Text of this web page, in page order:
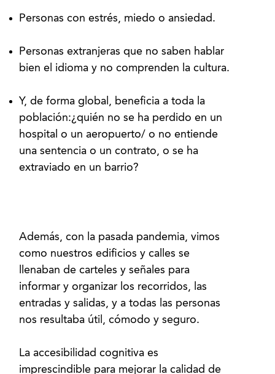
Personas con estrés, miedo o ansiedad.
Personas extranjeras que no saben hablar
bien el idioma y no comprenden la cultura.
Y, de forma global, beneficia a toda la
población:¿quién no se ha perdido en un
hospital o un aeropuerto/ o no entiende
una sentencia o un contrato, o se ha
extraviado en un barrio?
Además, con la pasada pandemia, vimos
como nuestros edificios y calles se
llenaban de carteles y señales para
informar y organizar los recorridos, las
entradas y salidas, y a todas las personas
nos resultaba útil, cómodo y seguro.
La accesibilidad cognitiva es
imprescindible para mejorar la calidad de